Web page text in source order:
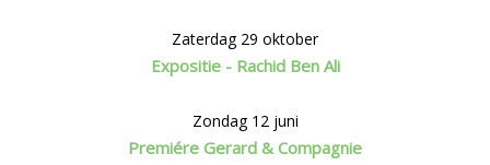
Zaterdag 29 oktober
Expositie - Rachid Ben Ali
Zondag 12 juni
Premiére Gerard & Compagnie